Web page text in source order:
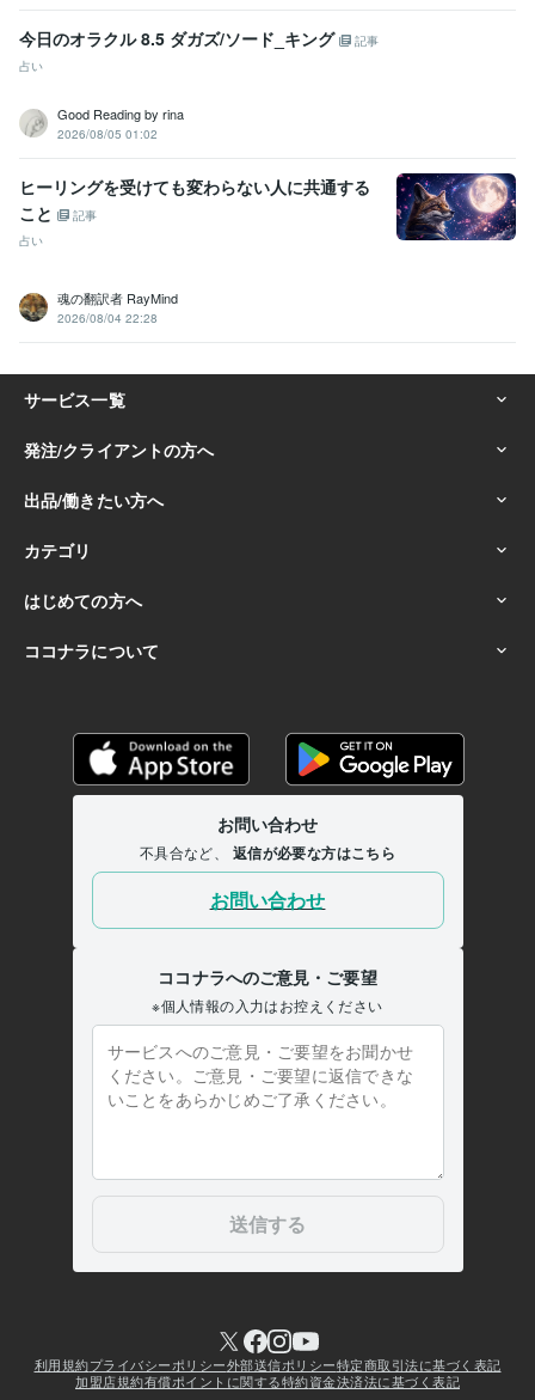
今日のオラクル 8.5 ダガズ/ソード_キング
記事
占い
Good Reading by rina
2026/08/05 01:02
ヒーリングを受けても変わらない人に共通する
こと
記事
占い
魂の翻訳者 RayMind
2026/08/04 22:28